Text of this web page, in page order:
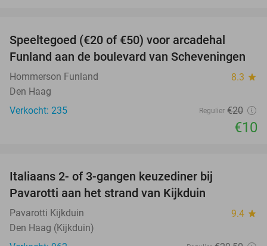
Speeltegoed (€20 of €50) voor arcadehal
Funland aan de boulevard van Scheveningen
Hommerson Funland 8.3 star
Den Haag
Verkocht: 235
Regulier €20
€10
Italiaans 2- of 3-gangen keuzediner bij
Pavarotti aan het strand van Kijkduin
Pavarotti Kijkduin 9.4 star
Den Haag (Kijkduin)